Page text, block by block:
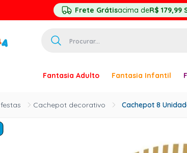
Frete Grátisacima deR$ 179,99
Fantasia Adulto Fantasia Infantil
Cachepot decorativo Cachepot 8
princesa